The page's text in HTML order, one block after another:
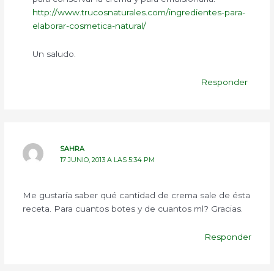
http://www.trucosnaturales.com/ingredientes-para-
elaborar-cosmetica-natural/
Un saludo.
Responder
SAHRA
17 JUNIO, 2013 A LAS 5:34 PM
Me gustaría saber qué cantidad de crema sale de ésta
receta. Para cuantos botes y de cuantos ml? Gracias.
Responder